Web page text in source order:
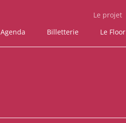
Le projet
Agenda
Billetterie Le Floor